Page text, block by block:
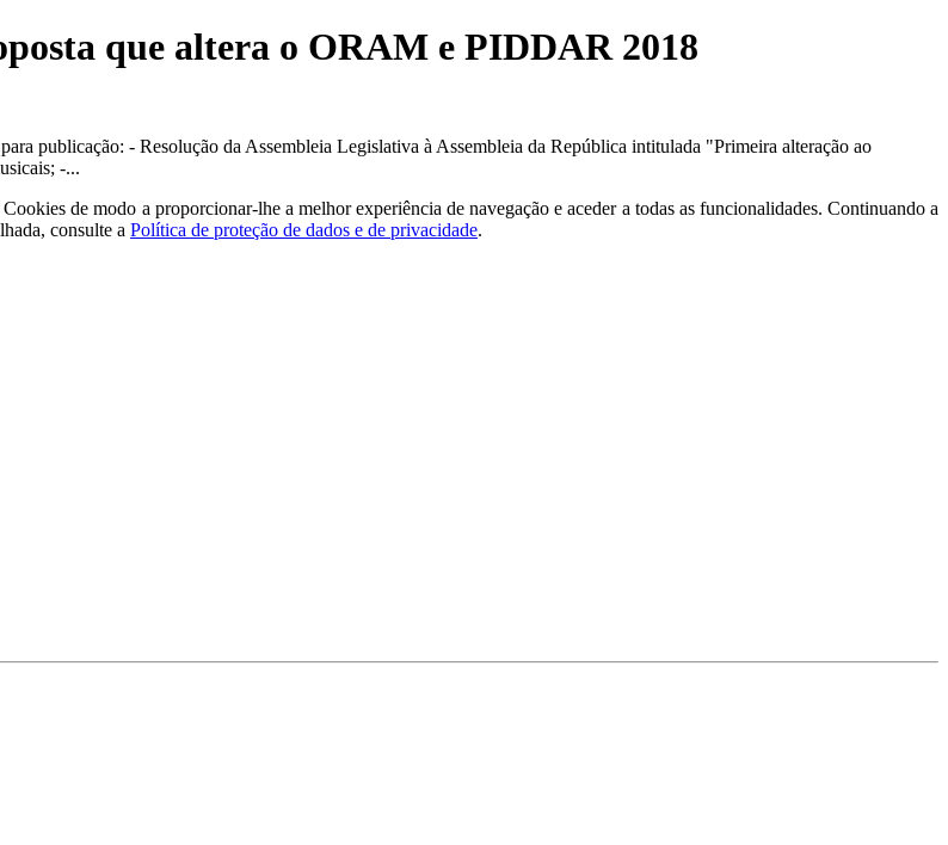
que altera o ORAM e PIDDAR 2018
publicação: - Resolução da Assembleia Legislativa à Assembleia da República intitulada "Primeira alteração ao
-...
de modo a proporcionar-lhe a melhor experiência de navegação e aceder a todas as funcionalidades. Continuando a
consulte a Política de proteção de dados e de privacidade.